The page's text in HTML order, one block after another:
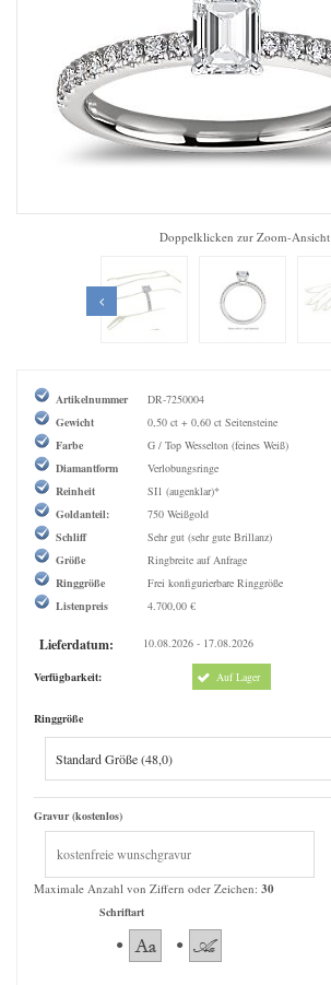
Doppelklicken zur Zoom-Ansicht
Artikelnummer
DR-7250004
Gewicht
0,50 ct + 0,60 ct Seitensteine
Farbe
G / Top Wesselton (feines Weiß)
Diamantform
Verlobungsringe
Reinheit
SI1 (augenklar)*
Goldanteil:
750 Weißgold
Schliff
Sehr gut (sehr gute Brillanz)
Größe
Ringbreite auf Anfrage
Ringgröße
Frei konfigurierbare Ringgröße
Listenpreis
4.700,00 €
Lieferdatum: 10.08.2026 - 17.08.2026
Verfügbarkeit: Auf Lager
Ringgröße
Gravur (kostenlos)
Maximale Anzahl von Ziffern oder Zeichen: 30
Schriftart